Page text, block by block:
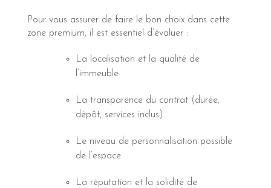
Pour vous assurer de faire le bon choix dans cette
zone premium, il est essentiel d’évaluer :
La localisation et la qualité de
l’immeuble.
La transparence du contrat (durée,
dépôt, services inclus).
Le niveau de personnalisation possible
de l’espace.
La réputation et la solidité de